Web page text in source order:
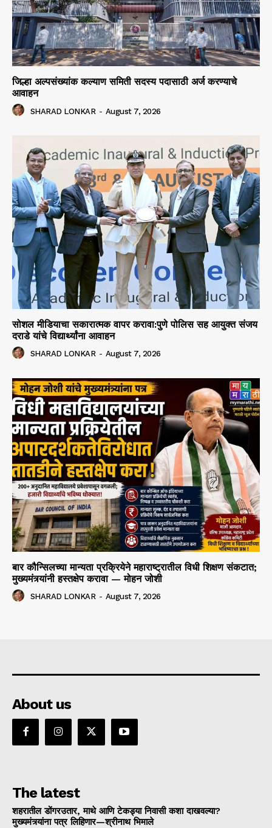
जिल्हा अल्पसंख्यांक कल्याण समिती सदस्य पदासाठी अर्ज करण्याचे
आवाहन
SHARAD LONKAR - August 7, 2026
सोशल मीडियाचा सकारात्मक वापर करावा:पुणे पोलिस सह आयुक्त संजय
दराडे यांचे विद्यार्थ्यांना आवाहन
SHARAD LONKAR - August 7, 2026
बार कौन्सिलच्या मान्यता प्रक्रियेने महाराष्ट्रातील विधी शिक्षण संकटात;
मुख्यमंत्र्यांनी हस्तक्षेप करावा — मोहन जोशी
SHARAD LONKAR - August 7, 2026
About us
The latest
शहरातील डोंगरउतार, माथे आणि टेकड्या निवासी कशा दाखवल्या?
मुख्यमंत्र्यांना पत्र लिहिणार—श्रीनाथ भिमाले